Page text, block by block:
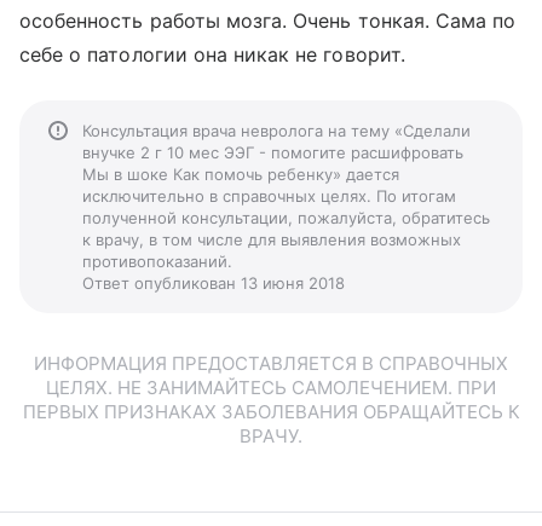
особенность работы мозга. Очень тонкая. Сама по
себе о патологии она никак не говорит.
Консультация врача невролога на тему «Сделали
внучке 2 г 10 мес ЭЭГ - помогите расшифровать
Мы в шоке Как помочь ребенку» дается
исключительно в справочных целях. По итогам
полученной консультации, пожалуйста, обратитесь
к врачу, в том числе для выявления возможных
противопоказаний.
Ответ опубликован 13 июня 2018
ИНФОРМАЦИЯ ПРЕДОСТАВЛЯЕТСЯ В СПРАВОЧНЫХ
ЦЕЛЯХ. НЕ ЗАНИМАЙТЕСЬ САМОЛЕЧЕНИЕМ. ПРИ
ПЕРВЫХ ПРИЗНАКАХ ЗАБОЛЕВАНИЯ ОБРАЩАЙТЕСЬ К
ВРАЧУ.